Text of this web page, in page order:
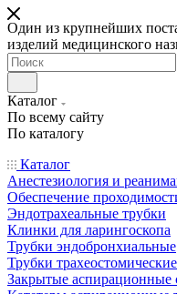
Один из крупнейших
изделий медицинского
Каталог
По всему сайту
По каталогу
Каталог
Анестезиология и
Обеспечение
Эндотрахеальные трубки
Клинки для ларингоскопа
Трубки эндобронхиальные
Трубки трахеостомические
Закрытые